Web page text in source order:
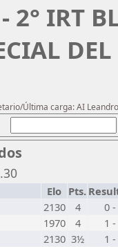
2° IRT
Última carga: AI
Elo Pts.
2130 4
0 -
1970 4
1
2130 3½
1